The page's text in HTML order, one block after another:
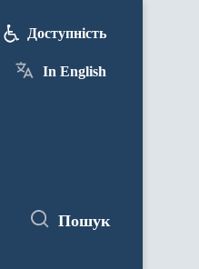
Доступність
In English
Пошук